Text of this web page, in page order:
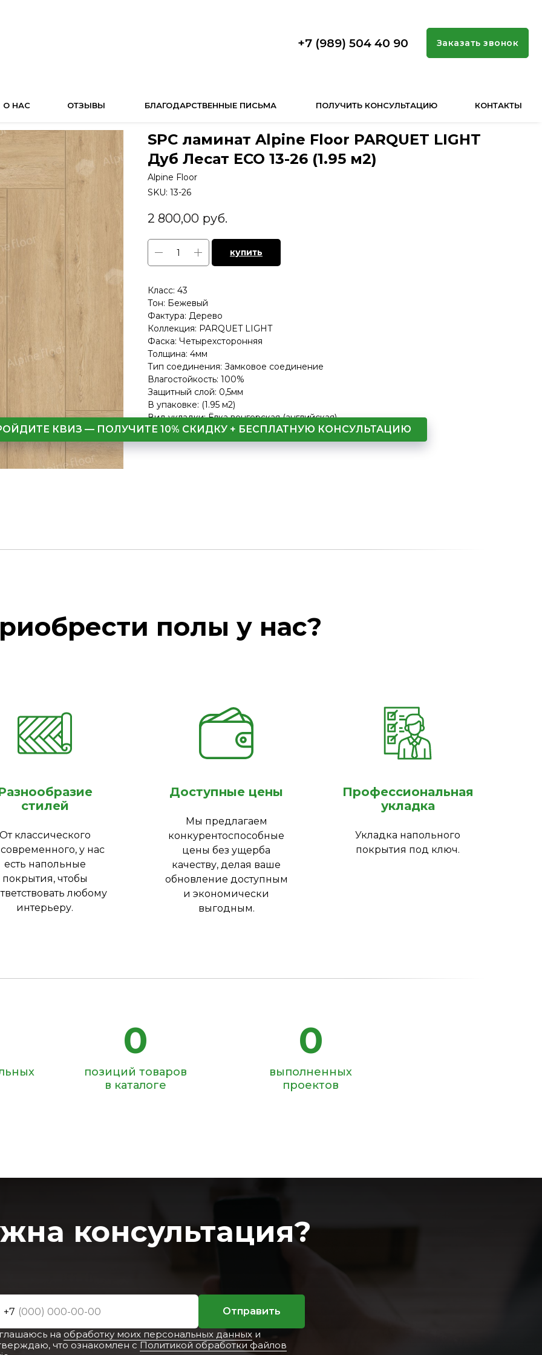
+7 (989) 504 40 90 Заказать звонок
О НАС КОНТАКТЫ
БЛАГОДАРСТВЕННЫЕ ПИСЬМА
ОТЗЫВЫ ПОЛУЧИТЬ КОНСУЛЬТАЦИЮ
SPC ламинат Alpine Floor PARQUET LIGHT
Дуб Лесат ЕСО 13-26 (1.95 м2)
Alpine Floor
SKU: 13-26
2 800,00 руб.
купить
Класс: 43
Тон: Бежевый
Фактура: Дерево
Коллекция: PARQUET LIGHT
Фаска: Четырехсторонняя
Толщина: 4мм
Тип соединения: Замковое соединение
Влагостойкость: 100%
Защитный слой: 0,5мм
В упаковке: (1.95 м2)
Вид укладки: Ёлка венгерская (английская)
LxWxH: 600x125x4 mm
КВИЗ — ПОЛУЧИТЕ 10% СКИДКУ + БЕСПЛАТНУЮ КОНСУЛЬТАЦИЮ
полы у нас?
стилей
классического
у нас
есть напольные
покрытия, чтобы
любому
интерьеру.
Доступные цены
Мы предлагаем
конкурентоспособные
цены без ущерба
качеству, делая ваше
обновление доступным
и экономически
выгодным.
Профессиональная
укладка
Укладка напольного
покрытия под ключ.
0 0
позиций товаров
в каталоге
выполненных
проектов
консультация?
+7
на обработку моих персональных данных и
что ознакомлен с Политикой обработки файлов
Отправить